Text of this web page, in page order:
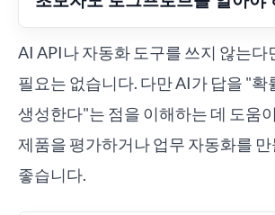
AI API나 자동화 도구를 쓰지 않는다
필요는 없습니다. 다만 AI가 답을 "확
생성한다"는 점을 이해하는 데 도움
제품을 평가하거나 업무 자동화를
좋습니다.